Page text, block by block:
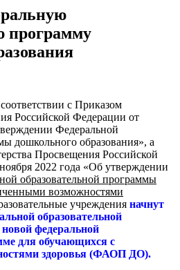
программу
с Приказом
Российской Федерации от
Федеральной
дошкольного образования», а
Просвещения Российской
2022 года «Об утверждении
образовательной программы
возможностями
учреждения начнут
образовательной
федеральной
для обучающихся с
здоровья (ФАОП ДО).